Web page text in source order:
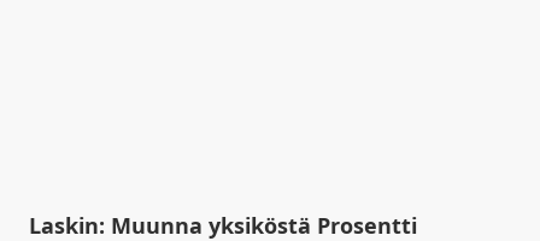
Laskin: Muunna yksiköstä Prosentti